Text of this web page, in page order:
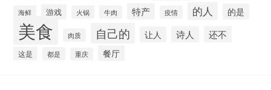
海鲜 游戏 火锅 牛肉 特产 疫情 的人 的是
美食 肉质 自己的 让人 诗人 还不
这是 都是 重庆 餐厅